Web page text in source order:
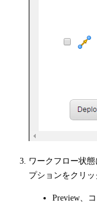
ワークフロー状
プションをクリッ
Preview 、